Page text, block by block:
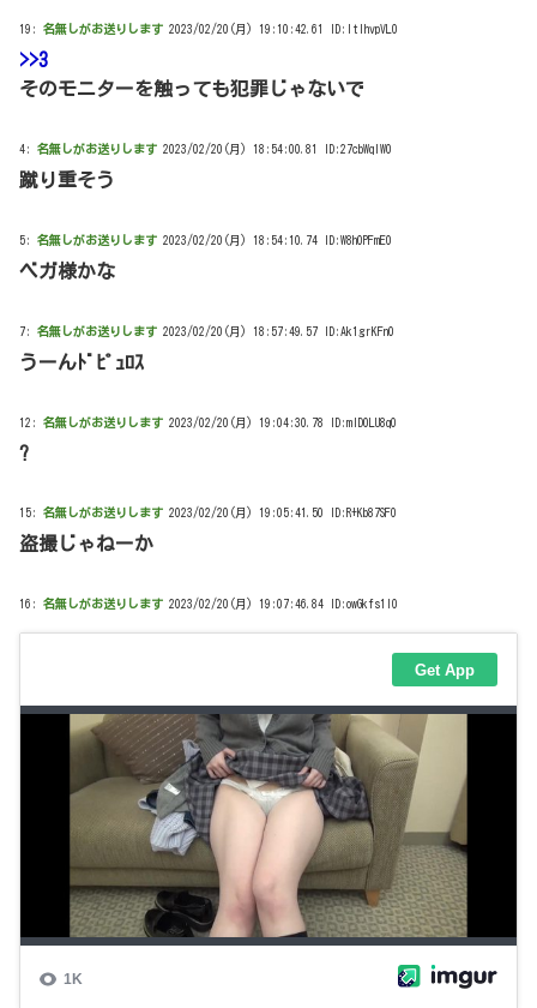
19: 名無しがお送りします 2023/02/20(月) 19:10:42.61 ID:ltIhvpVL0
>>3
そのモニターを触っても犯罪じゃないで
4: 名無しがお送りします 2023/02/20(月) 18:54:00.81 ID:27cbWqIW0
蹴り重そう
5: 名無しがお送りします 2023/02/20(月) 18:54:10.74 ID:W8h0PFmE0
ベガ様かな
7: 名無しがお送りします 2023/02/20(月) 18:57:49.57 ID:Ak1grKFn0
うーんﾄﾞﾋﾟｭﾛｽ
12: 名無しがお送りします 2023/02/20(月) 19:04:30.78 ID:mID0LU8q0
?
15: 名無しがお送りします 2023/02/20(月) 19:05:41.50 ID:R+Kb87SF0
盗撮じゃねーか
16: 名無しがお送りします 2023/02/20(月) 19:07:46.84 ID:owGkfs1l0